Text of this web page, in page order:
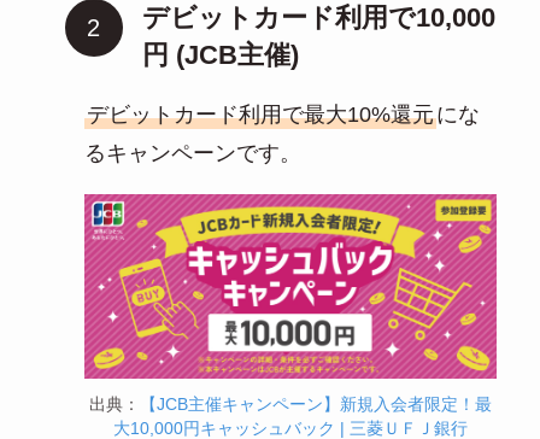
デビットカード利用で10,000
円 (JCB主催)
デビットカード利用で最大10%還元にな
るキャンペーンです。
出典：
【JCB主催キャンペーン】新規入会者限定！最
大10,000円キャッシュバック | 三菱ＵＦＪ銀行